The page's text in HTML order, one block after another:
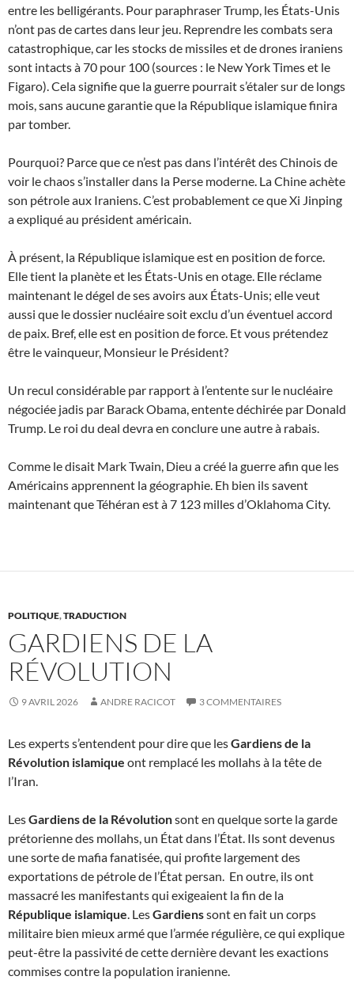
entre les belligérants. Pour paraphraser Trump, les États-Unis
n’ont pas de cartes dans leur jeu. Reprendre les combats sera
catastrophique, car les stocks de missiles et de drones iraniens
sont intacts à 70 pour 100 (sources : le New York Times et le
Figaro). Cela signifie que la guerre pourrait s’étaler sur de longs
mois, sans aucune garantie que la République islamique finira
par tomber.
Pourquoi? Parce que ce n’est pas dans l’intérêt des Chinois de
voir le chaos s’installer dans la Perse moderne. La Chine achète
son pétrole aux Iraniens. C’est probablement ce que Xi Jinping
a expliqué au président américain.
À présent, la République islamique est en position de force.
Elle tient la planète et les États-Unis en otage. Elle réclame
maintenant le dégel de ses avoirs aux États-Unis; elle veut
aussi que le dossier nucléaire soit exclu d’un éventuel accord
de paix. Bref, elle est en position de force. Et vous prétendez
être le vainqueur, Monsieur le Président?
Un recul considérable par rapport à l’entente sur le nucléaire
négociée jadis par Barack Obama, entente déchirée par Donald
Trump. Le roi du deal devra en conclure une autre à rabais.
Comme le disait Mark Twain, Dieu a créé la guerre afin que les
Américains apprennent la géographie. Eh bien ils savent
maintenant que Téhéran est à 7 123 milles d’Oklahoma City.
POLITIQUE,TRADUCTION
GARDIENS DE LA
RÉVOLUTION
9 AVRIL 2026 ANDRE RACICOT 3 COMMENTAIRES
Les experts s’entendent pour dire que lesGardiens de la
Révolution islamique ont remplacé les mollahs à la tête de
l’Iran.
LesGardiens de la Révolutionsont en quelque sorte la garde
prétorienne des mollahs, un État dans l’État. Ils sont devenus
une sorte de mafia fanatisée, qui profite largement des
exportations de pétrole de l’État persan. En outre, ils ont
massacré les manifestants qui exigeaient la fin de la
République islamique. LesGardienssont en fait un corps
militaire bien mieux armé que l’armée régulière, ce qui explique
peut-être la passivité de cette dernière devant les exactions
commises contre la population iranienne.